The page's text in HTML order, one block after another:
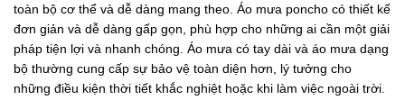
toàn bộ cơ thể và dễ dàng mang theo. Áo mưa poncho có thiết kế
đơn giản và dễ dàng gấp gọn, phù hợp cho những ai cần một giải
pháp tiện lợi và nhanh chóng. Áo mưa có tay dài và áo mưa dạng
bộ thường cung cấp sự bảo vệ toàn diện hơn, lý tưởng cho
những điều kiện thời tiết khắc nghiệt hoặc khi làm việc ngoài trời.